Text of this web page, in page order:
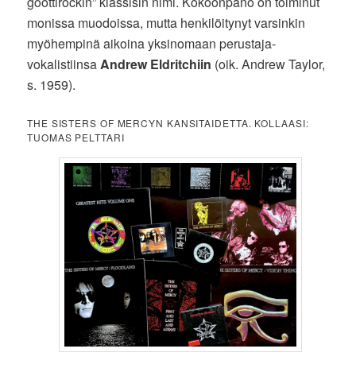
monissa muodoissa, mutta henkilöitynyt varsinkin
myöhempinä aikoina yksinomaan perustaja-
vokalistiinsa Andrew Eldritchiin (oik. Andrew Taylor,
s. 1959).
THE SISTERS OF MERCYN KANSITAIDETTA. KOLLAASI:
TUOMAS PELTTARI